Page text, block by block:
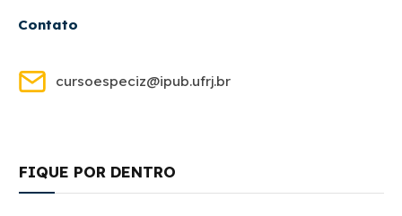
Contato
cursoespeciz@ipub.ufrj.br
FIQUE POR DENTRO